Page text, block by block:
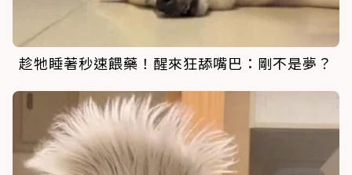
趁牠睡著秒速餵藥！醒來狂舔嘴巴：剛不是夢？